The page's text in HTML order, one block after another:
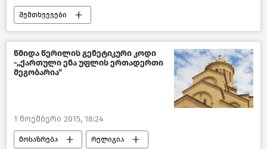
შემთხვევები
მსოფლიოს ახალი ამბები რუსეთი
წმიდა წერილის გენეტიკური კოდი
-,,ქართული ენა უფლის ერთადერთი
მეგობარია“
1 ნოემბერი 2015, 18:24
მოსაზრება რელიგია